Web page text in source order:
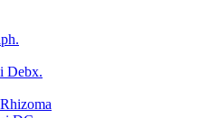
Debx.